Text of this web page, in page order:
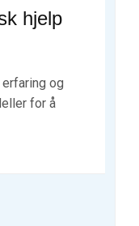
hjelp
og
for å